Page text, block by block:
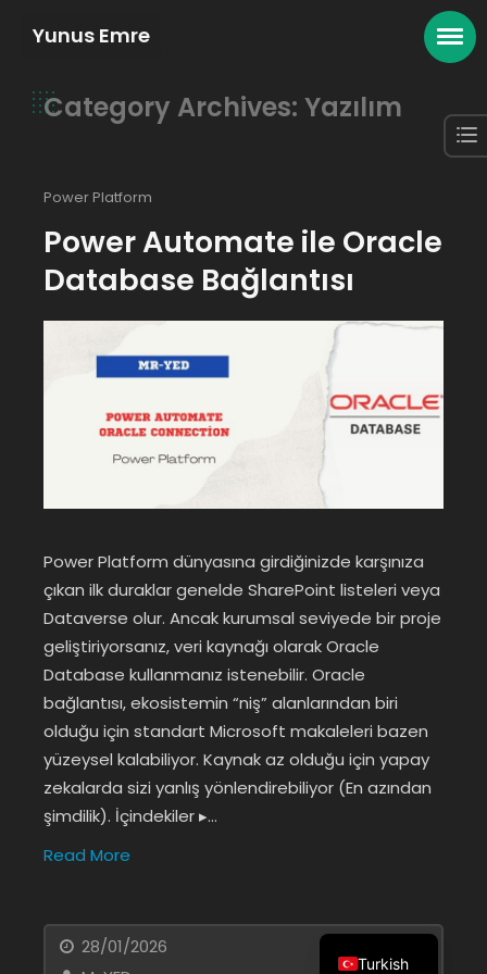
Yunus Emre
Category Archives: Yazılım
Power Platform
Power Automate ile Oracle
Database Bağlantısı
Power Platform dünyasına girdiğinizde karşınıza
çıkan ilk duraklar genelde SharePoint listeleri veya
Dataverse olur. Ancak kurumsal seviyede bir proje
geliştiriyorsanız, veri kaynağı olarak Oracle
Database kullanmanız istenebilir. Oracle
bağlantısı, ekosistemin “niş” alanlarından biri
olduğu için standart Microsoft makaleleri bazen
yüzeysel kalabiliyor. Kaynak az olduğu için yapay
zekalarda sizi yanlış yönlendirebiliyor (En azından
şimdilik). İçindekiler ▸…
Read More
28/01/2026
Turkish